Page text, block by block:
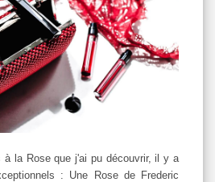
à la Rose que j'ai pu découvrir, il y a
: Une Rose de Frederic